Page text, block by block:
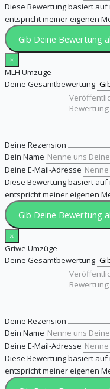
Diese Bewertung basiert
entspricht meiner eigenen
Gib Deine Bewertung
×
MLH Umzüge
Deine Gesamtbewertung
Deine Rezension
Dein Name
Deine E-Mail-Adresse
Diese Bewertung basiert
entspricht meiner eigenen
Gib Deine Bewertung
×
Griwe Umzüge
Deine Gesamtbewertung
Deine Rezension
Dein Name
Deine E-Mail-Adresse
Diese Bewertung basiert
entspricht meiner eigenen